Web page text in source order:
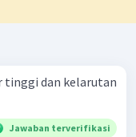
tinggi dan kelarutan
Jawaban terverifikasi